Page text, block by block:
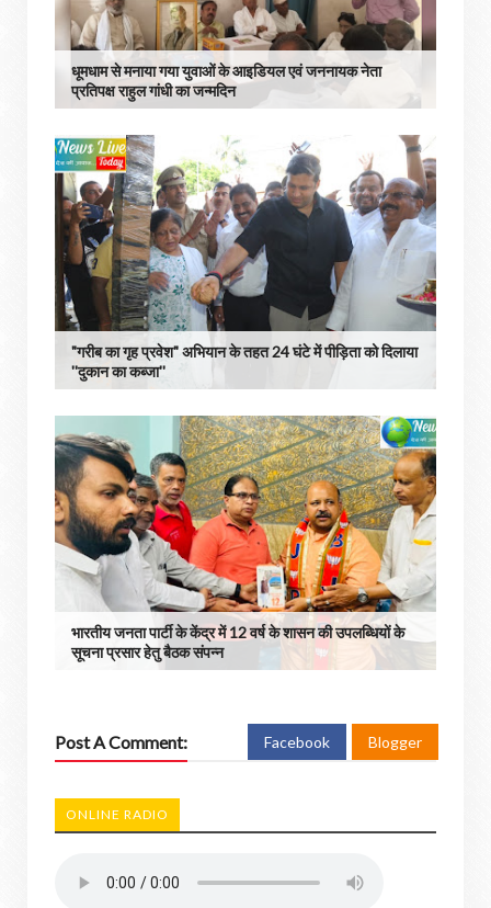
धूमधाम से मनाया गया युवाओं के आइडियल एवं जननायक नेता
प्रतिपक्ष राहुल गांधी का जन्मदिन
"गरीब का गृह प्रवेश" अभियान के तहत 24 घंटे में पीड़िता को दिलाया
''दुकान का कब्जा''
भारतीय जनता पार्टी के केंद्र में 12 वर्ष के शासन की उपलब्धियों के
सूचना प्रसार हेतु बैठक संपन्न
Post A Comment: Facebook Blogger
ONLINE RADIO